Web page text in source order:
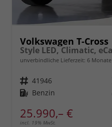
Volkswagen T-Cross
unverbindliche Lieferzeit: 6 Monate
Fahrzeugnr. 41946
Kraftstoff Benzin
25.990,– €
incl. 19% MwSt.